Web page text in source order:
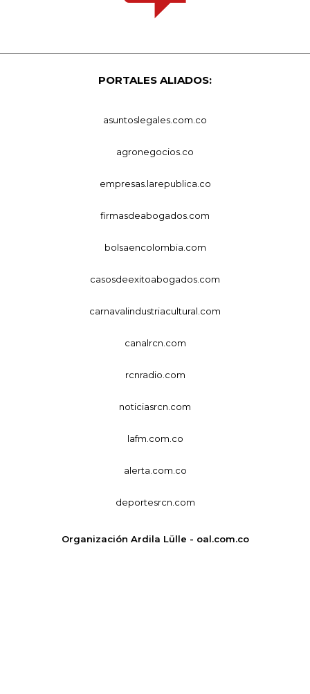
PORTALES ALIADOS:
asuntoslegales.com.co
agronegocios.co
empresas.larepublica.co
firmasdeabogados.com
bolsaencolombia.com
casosdeexitoabogados.com
carnavalindustriacultural.com
canalrcn.com
rcnradio.com
noticiasrcn.com
lafm.com.co
alerta.com.co
deportesrcn.com
Organización Ardila Lülle - oal.com.co